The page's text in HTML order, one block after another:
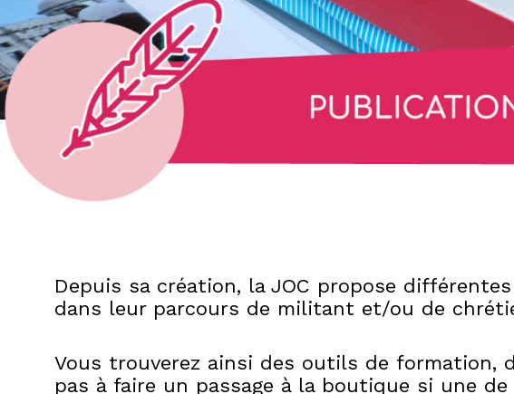
Depuis sa création, la JOC propose
dans leur parcours de militant et/ou de
Vous trouverez ainsi des outils de formation,
pas à faire un passage à la boutique si une